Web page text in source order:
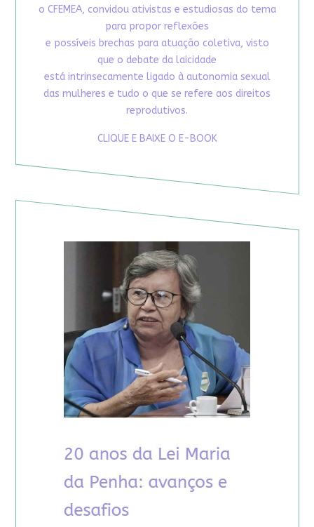
o CFEMEA, convidou ativistas e estudiosas do tema
para propor reflexões
e possíveis brechas para atuação coletiva, visto
que o debate da laicidade
está intrinsecamente ligado à autonomia sexual
das mulheres e tudo o que se refere aos direitos
reprodutivos.
CLIQUE E BAIXE O E-BOOK